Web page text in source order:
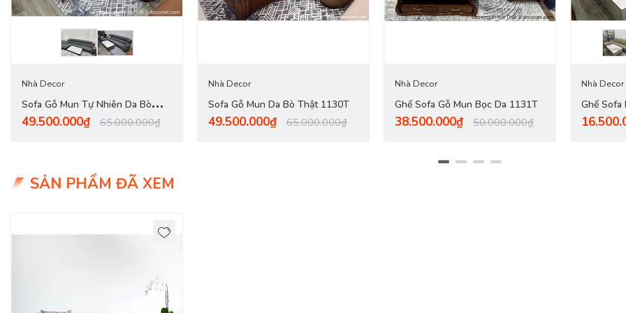
Để tránh trường hợp mua nhầm phải sofa giá rẻcó kích thước không tương thích với căn phòng, bạn nên đo lường chính xác diện tích
Những sản phẩm sofa nhỏ gọn khi được trưng bày tại cửa hàng trông khá gọn gàng, tuy nhiên, khi được đem về sử dụng lại chiếm
bạn. Bạn cần phải xác định kỹ đo đạt kỹ kích thước trước khi bạn chọn sản phẩm. Nếu kỹ hơn bạn có thể đem theo thước đo để chọn lựa
Nhà Decor
Sofa Gỗ Mun Tự Nhiên Da Bò
1096T
49.500.000₫ 65.000.000₫
Nhà Decor
Sofa Gỗ Mun Da Bò Thật 1130T
49.500.000₫ 65.000.000₫
Nhà Decor
Ghế Sofa Gỗ Mun Bọc Da 1131T
38.500.000₫ 50.000.000₫
Nhà Decor
Ghế Sofa
SẢN PHẨM ĐÃ XEM